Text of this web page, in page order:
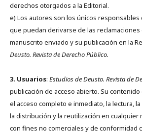
derechos otorgados a la Editorial.
e) Los autores son los únicos responsables
que puedan derivarse de las
manuscrito enviado y su publicación en la
Deusto. Revista de Derecho Público.
3. Usuarios: Estudios de Deusto. Revista de
publicación de acceso abierto. Su
el acceso completo e inmediato, la lectura,
la distribución y la reutilización en cualquier
con fines no comerciales y de conformidad